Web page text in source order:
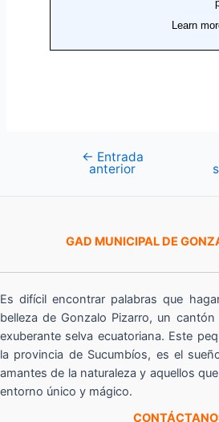
Navegación
← Entrada
anterior
GAD MUNICIPAL DE
Es difícil encontrar palabras que
belleza de Gonzalo Pizarro, un
exuberante selva ecuatoriana. Este
la provincia de Sucumbíos, es el
amantes de la naturaleza y aquellos
entorno único y mágico.